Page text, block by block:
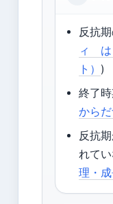
反抗
ィ は
ト） )
終了
から
反抗
れて
理・成